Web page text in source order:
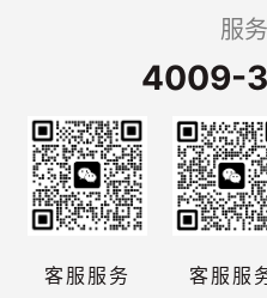
服
4009-
客服服务 客服服